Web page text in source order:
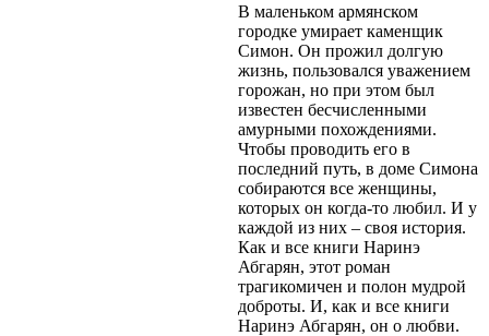
В маленьком армянском
городке умирает каменщик
Симон. Он прожил долгую
жизнь, пользовался уважением
горожан, но при этом был
известен бесчисленными
амурными похождениями.
Чтобы проводить его в
последний путь, в доме Симона
собираются все женщины,
которых он когда-то любил. И у
каждой из них – своя история.
Как и все книги Наринэ
Абгарян, этот роман
трагикомичен и полон мудрой
доброты. И, как и все книги
Наринэ Абгарян, он о любви.